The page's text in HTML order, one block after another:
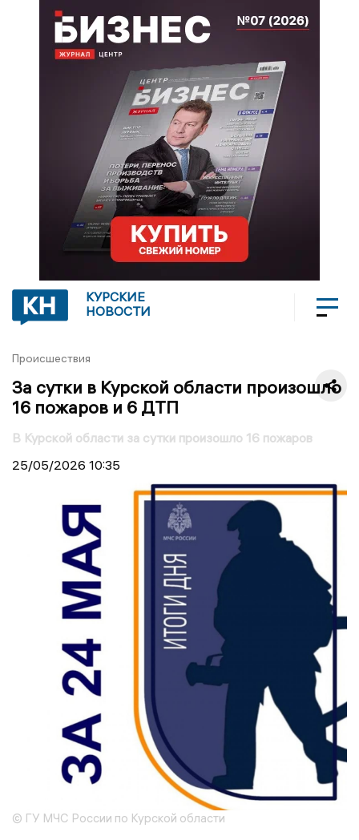
КУРСКИЕ
НОВОСТИ
Происшествия
За сутки в Курской области произошло
16 пожаров и 6 ДТП
В Курской области за сутки произошло 16 пожаров
25/05/2026 10:35
© ГУ МЧС России по Курской области